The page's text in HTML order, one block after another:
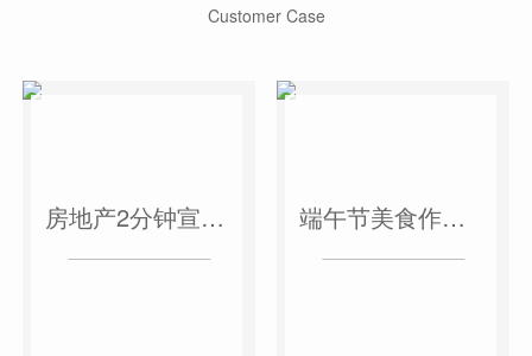
Customer Case
房地产2分钟宣传片 端午节美食作品短视频案例